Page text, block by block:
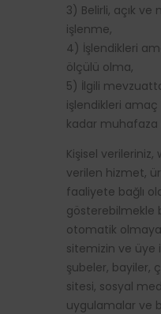
3) Belirli, açık
işlenme,
4) İşlendikleri
ölçülü olma,
5) İlgili
işlendikleri
kadar
Kişisel
verilen hizmet,
faaliyete bağlı
gösterebilmekle
otomatik
sitemizin ve üye
şubeler, bayiler,
sitesi, sosyal
uygulamalar ve